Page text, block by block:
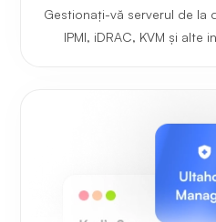
Gestionați-vă serverul de la
IPMI, iDRAC, KVM și alte